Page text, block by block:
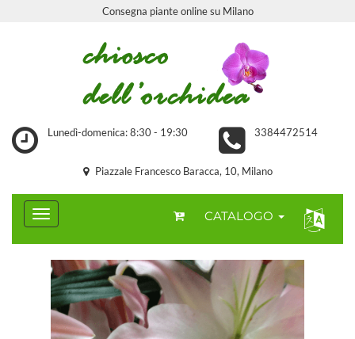
Consegna piante online su Milano
Lunedì-domenica: 8:30 - 19:30 3384472514
Piazzale Francesco Baracca, 10, Milano
CATALOGO